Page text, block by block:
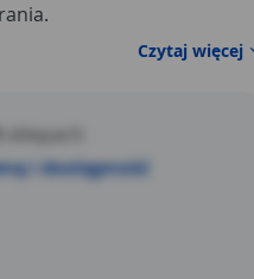
Czytaj więcej
sklepach
i dostępność